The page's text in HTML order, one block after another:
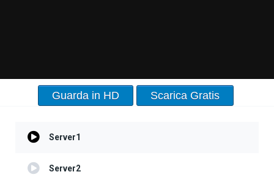
Guarda in HD Scarica Gratis
Server1
Server2